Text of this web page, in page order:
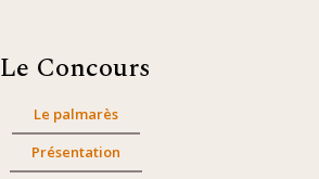
Le Concours
Le palmarès
Présentation